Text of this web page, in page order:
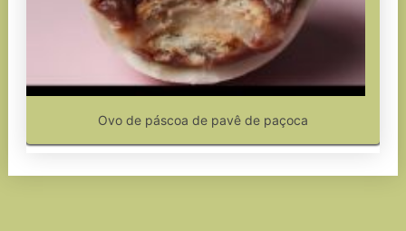
Ovo de páscoa de pavê de paçoca